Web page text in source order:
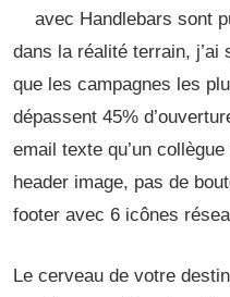
avec Handlebars sont
dans la réalité terrain,
que les campagnes les
dépassent 45%
email texte qu’un
header image, pas de
footer avec 6 icônes
Le cerveau de votre